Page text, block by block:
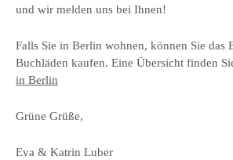
und wir melden uns bei Ihnen!
Falls Sie in Berlin wohnen, können Sie das
Buchläden kaufen. Eine Übersicht finden
in Berlin
Grüne Grüße,
Eva & Katrin Luber